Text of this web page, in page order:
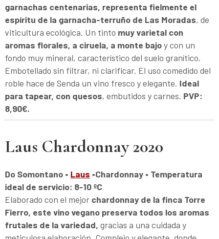
garnachas centenarias, representa fielmente el
espíritu de la garnacha-terruño de Las Moradas, de
viticultura ecológica. Un tinto muy varietal con
aromas florales, a ciruela, a monte bajoy con un
fondo muy mineral, característico del suelo granítico.
Embotellado sin filtrar, ni clarificar. El uso comedido del
roble hace de Senda un vino fresco y elegante. Ideal
para tapear, con quesos, embutidos y carnes. PVP:
8,90€.
Laus Chardonnay 2020
Do Somontano • Laus •Chardonnay • Temperatura
ideal de servicio: 8-10 ºC
Elaborado con el mejor chardonnay de la finca Torre
Fierro, este vino vegano preserva todos los aromas
frutales de la variedad, gracias a una cuidada y